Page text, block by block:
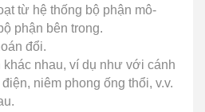
từ hệ thống bộ phận mô-
phận bên trong.
đổi.
khác nhau, ví dụ như với cánh
niêm phong ống thổi, v.v.